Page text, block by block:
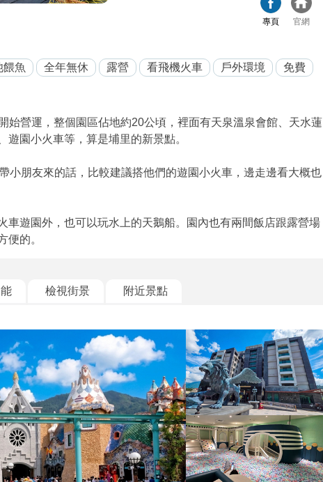
專頁 官網
餵魚 全年無休 露營 看飛機火車 戶外環境
免費
始營運，整個園區佔地約20公頃，裡面有天泉溫泉會館、天水蓮
園小火車等，算是埔里的新景點。
小朋友來的話，比較建議搭他們的遊園小火車，邊走邊看大概也
車遊園外，也可以玩水上的天鵝船。園內也有兩間飯店跟露營場
便的。
檢視街景 附近景點